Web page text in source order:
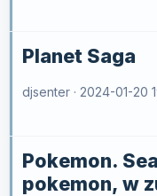
Planet Saga
djsenter · 2024-01-20
Pokemon.
pokemon, w